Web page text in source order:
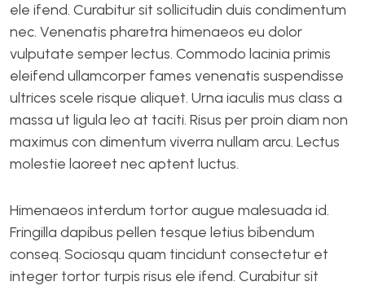
ele ifend. Curabitur sit sollicitudin duis condimentum
nec. Venenatis pharetra himenaeos eu dolor
vulputate semper lectus. Commodo lacinia primis
eleifend ullamcorper fames venenatis suspendisse
ultrices scele risque aliquet. Urna iaculis mus class a
massa ut ligula leo at taciti. Risus per proin diam non
maximus con dimentum viverra nullam arcu. Lectus
molestie laoreet nec aptent luctus.
Himenaeos interdum tortor augue malesuada id.
Fringilla dapibus pellen tesque letius bibendum
conseq. Sociosqu quam tincidunt consectetur et
integer tortor turpis risus ele ifend. Curabitur sit